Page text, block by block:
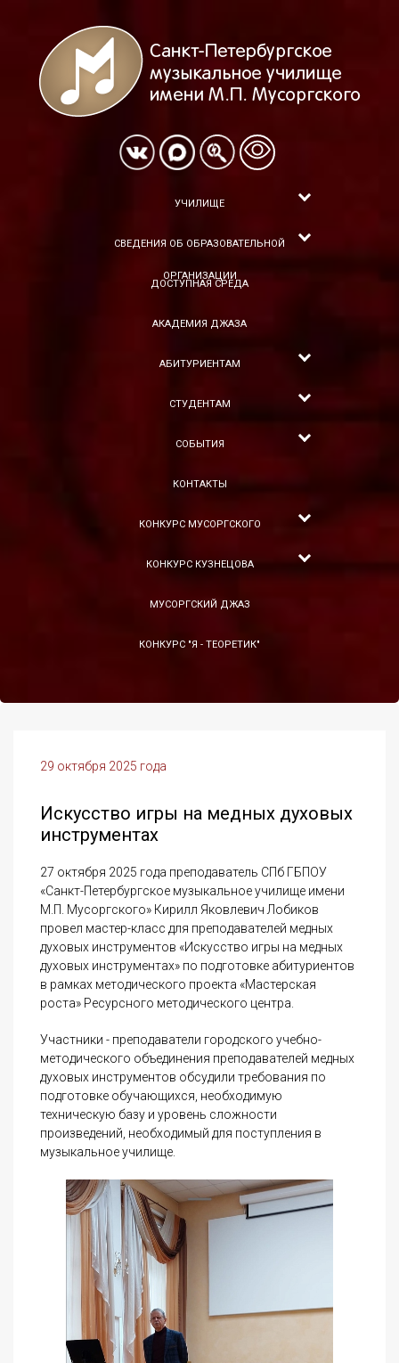
УЧИЛИЩЕ
СВЕДЕНИЯ ОБ ОБРАЗОВАТЕЛЬНОЙ
ОРГАНИЗАЦИИ
ДОСТУПНАЯ СРЕДА
АКАДЕМИЯ ДЖАЗА
АБИТУРИЕНТАМ
СТУДЕНТАМ
СОБЫТИЯ
КОНТАКТЫ
КОНКУРС МУСОРГСКОГО
КОНКУРС КУЗНЕЦОВА
МУСОРГСКИЙ ДЖАЗ
КОНКУРС "Я - ТЕОРЕТИК"
29 октября 2025 года
Искусство игры на медных духовых
инструментах
27 октября 2025 года преподаватель СПб ГБПОУ
«Санкт-Петербургское музыкальное училище имени
М.П. Мусоргского» Кирилл Яковлевич Лобиков
провел мастер-класс для преподавателей медных
духовых инструментов «Искусство игры на медных
духовых инструментах» по подготовке абитуриентов
в рамках методического проекта «Мастерская
роста» Ресурсного методического центра.
Участники - преподаватели городского учебно-
методического объединения преподавателей медных
духовых инструментов обсудили требования по
подготовке обучающихся, необходимую
техническую базу и уровень сложности
произведений, необходимый для поступления в
музыкальное училище.